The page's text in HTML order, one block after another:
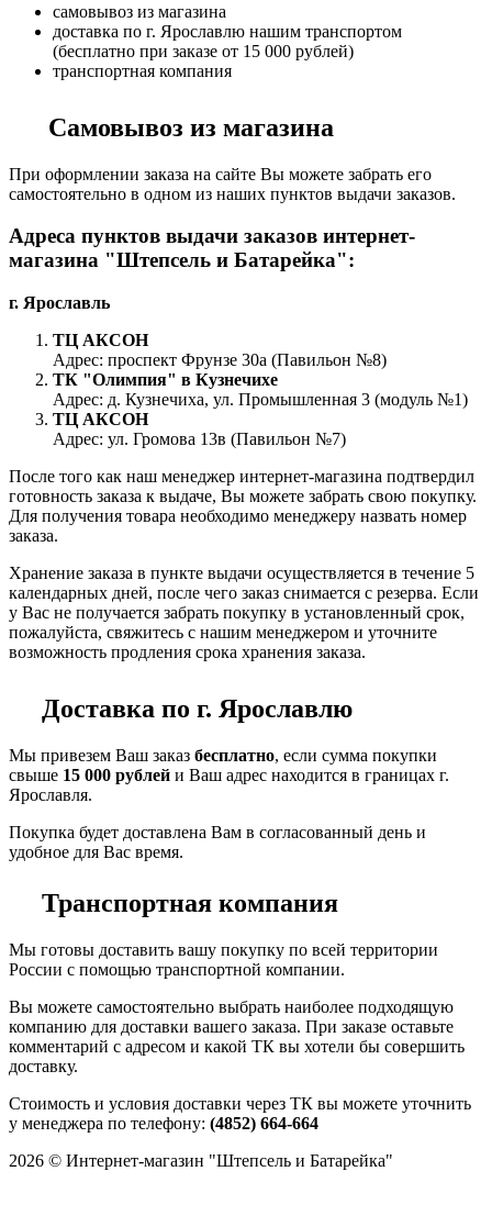
самовывоз из магазина
доставка по г. Ярославлю нашим транспортом
(бесплатно при заказе от 15 000 рублей)
транспортная компания
Самовывоз из магазина
При оформлении заказа на сайте Вы можете забрать его
самостоятельно в одном из наших пунктов выдачи заказов.
Адреса пунктов выдачи заказов интернет-
магазина "Штепсель и Батарейка":
г. Ярославль
ТЦ АКСОН
Адрес: проспект Фрунзе 30а (Павильон №8)
ТК "Олимпия" в Кузнечихе
Адрес: д. Кузнечиха, ул. Промышленная 3 (модуль №1)
ТЦ АКСОН
Адрес: ул. Громова 13в (Павильон №7)
После того как наш менеджер интернет-магазина подтвердил
готовность заказа к выдаче, Вы можете забрать свою покупку.
Для получения товара необходимо менеджеру назвать номер
заказа.
Хранение заказа в пункте выдачи осуществляется в течение 5
календарных дней, после чего заказ снимается с резерва. Если
у Вас не получается забрать покупку в установленный срок,
пожалуйста, свяжитесь с нашим менеджером и уточните
возможность продления срока хранения заказа.
Доставка по г. Ярославлю
Мы привезем Ваш заказ бесплатно, если сумма покупки
свыше 15 000 рублей и Ваш адрес находится в границах г.
Ярославля.
Покупка будет доставлена Вам в согласованный день и
удобное для Вас время.
Транспортная компания
Мы готовы доставить вашу покупку по всей территории
России с помощью транспортной компании.
Вы можете самостоятельно выбрать наиболее подходящую
компанию для доставки вашего заказа. При заказе оставьте
комментарий с адресом и какой ТК вы хотели бы совершить
доставку.
Стоимость и условия доставки через ТК вы можете уточнить
у менеджера по телефону: (4852) 664-664
2026 © Интернет-магазин "Штепсель и Батарейка"